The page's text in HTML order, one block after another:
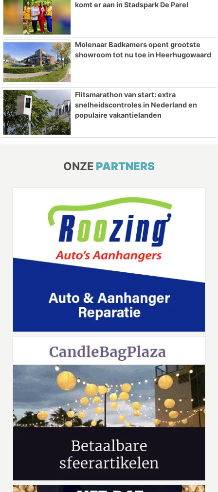
komt er aan in Stadspark De Parel
Molenaar Badkamers opent grootste
showroom tot nu toe in Heerhugowaard
Flitsmarathon van start: extra
snelheidscontroles in Nederland en
populaire vakantielanden
ONZE PARTNERS